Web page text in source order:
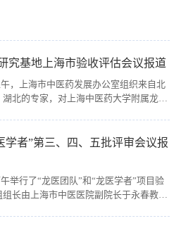
究基地上海市验收评估会议报道
，上海市中医药发展办公室组织来自北
北的专家，对上海中医药大学附属龙华
学者”第三、四、五批评审会议报
举行了“龙医团队”和“龙医学者”项目验
长由上海市中医医院副院长于永春教授